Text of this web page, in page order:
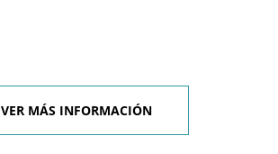
VER MÁS INFORMACIÓN